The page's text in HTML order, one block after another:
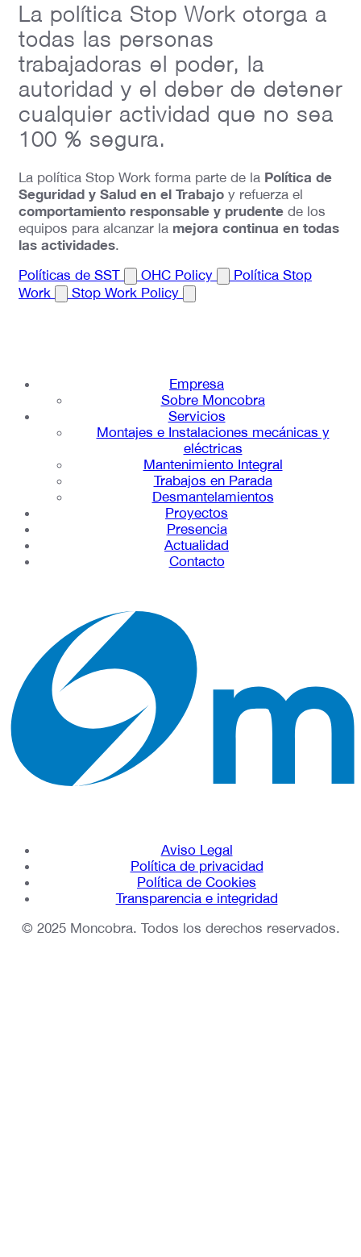
La política Stop Work otorga a
todas las personas
trabajadoras el poder, la
autoridad y el deber de detener
cualquier actividad que no sea
100 % segura.
La política Stop Work forma parte de la Política de
Seguridad y Salud en el Trabajo y refuerza el
comportamiento responsable y prudente de los
equipos para alcanzar la mejora continua en todas
las actividades.
Políticas de SST
OHC Policy
Política Stop
Work
Stop Work Policy
Empresa
Sobre Moncobra
Servicios
Montajes e Instalaciones mecánicas y
eléctricas
Mantenimiento Integral
Trabajos en Parada
Desmantelamientos
Proyectos
Presencia
Actualidad
Contacto
Aviso Legal
Política de privacidad
Política de Cookies
Transparencia e integridad
© 2025 Moncobra. Todos los derechos reservados.